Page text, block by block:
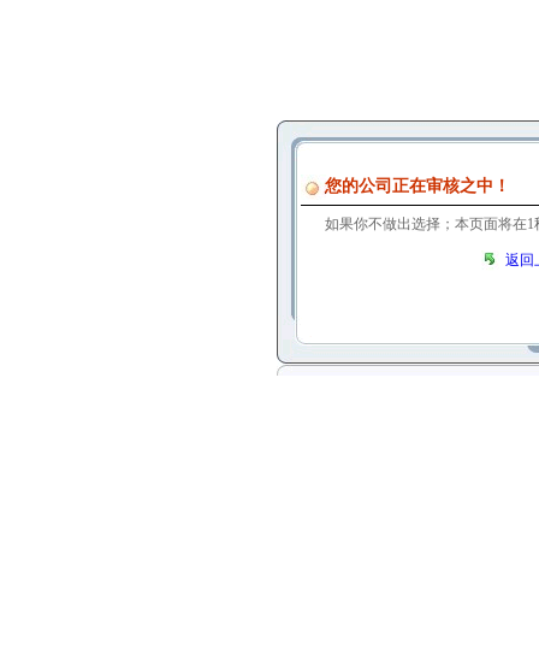
您的公司正在审核之中！
如果你不做出选择；本页面将在1
返回